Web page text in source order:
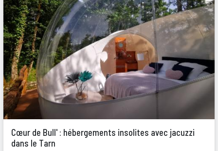
Cœur de Bull' : hébergements insolites avec jacuzzi
dans le Tarn